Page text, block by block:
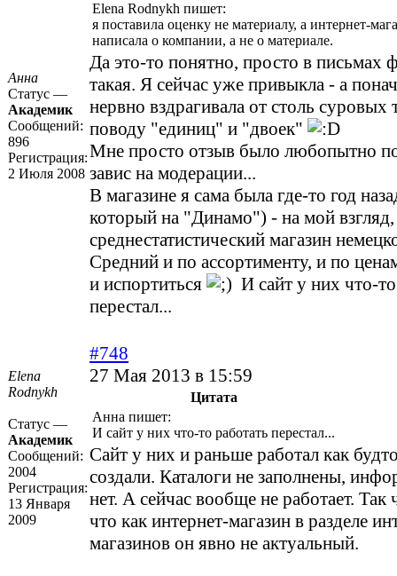
Анна
Статус —
Академик
Сообщений:
896
Регистрация:
2 Июля 2008
Elena Rodnykh пишет:
я поставила оценку не материалу, а интернет-
написала о компании, а не о материале.
Да это-то понятно, просто в письмах
такая. Я сейчас уже привыкла - а
нервно вздрагивала от столь суровых
поводу "единиц" и "двоек"
Мне просто отзыв было любопытно
завис на модерации...
В магазине я сама была где-то год
который на "Динамо") - на мой взгляд,
среднестатистический магазин
Средний и по ассортименту, и по
и испортиться
И сайт у них что-
перестал...
Elena
Rodnykh
Статус —
Академик
Сообщений:
2004
Регистрация:
13 Января
2009
#748
27 Мая 2013 в 15:59
Цитата
Анна пишет:
И сайт у них что-то работать перестал...
Сайт у них и раньше работал как
создали. Каталоги не заполнены,
нет. А сейчас вообще не работает. Так
что как интернет-магазин в разделе
магазинов он явно не актуальный.